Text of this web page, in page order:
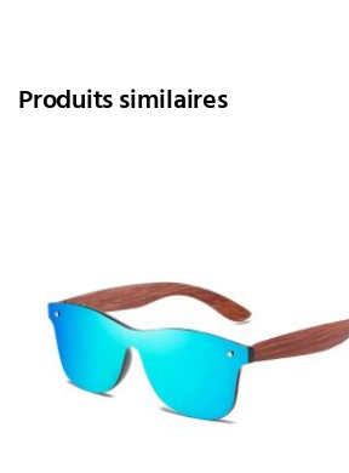
Produits similaires